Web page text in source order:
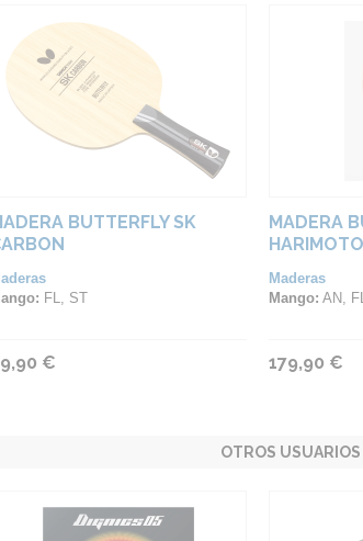
BUTTERFLY SK
FL, ST
€
MADERA
Maderas
Mango: AN,
179,90 €
OTROS